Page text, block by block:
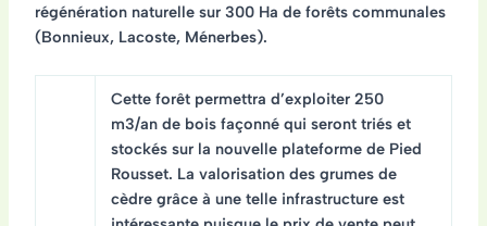
régénération naturelle sur 300 Ha de forêts communales
(Bonnieux, Lacoste, Ménerbes).
Cette forêt permettra d’exploiter 250
m3/an de bois façonné qui seront triés et
stockés sur la nouvelle plateforme de Pied
Rousset. La valorisation des grumes de
cèdre grâce à une telle infrastructure est